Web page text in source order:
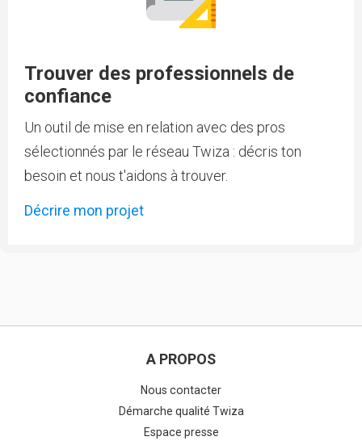
Trouver des professionnels de
confiance
Un outil de mise en relation avec des pros
sélectionnés par le réseau Twiza : décris ton
besoin et nous t'aidons à trouver.
Décrire mon projet
A PROPOS
Nous contacter
Démarche qualité Twiza
Espace presse